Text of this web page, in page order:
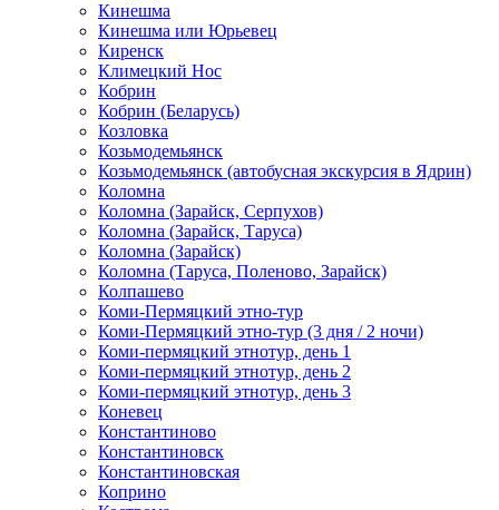
Кинешма
Кинешма или Юрьевец
Киренск
Климецкий Нос
Кобрин
Кобрин (Беларусь)
Козловка
Козьмодемьянск
Козьмодемьянск (автобусная экскурсия в Ядрин)
Коломна
Коломна (Зарайск, Серпухов)
Коломна (Зарайск, Таруса)
Коломна (Зарайск)
Коломна (Таруса, Поленово, Зарайск)
Колпашево
Коми-Пермяцкий этно-тур
Коми-Пермяцкий этно-тур (3 дня / 2 ночи)
Коми-пермяцкий этнотур, день 1
Коми-пермяцкий этнотур, день 2
Коми-пермяцкий этнотур, день 3
Коневец
Константиново
Константиновск
Константиновская
Коприно